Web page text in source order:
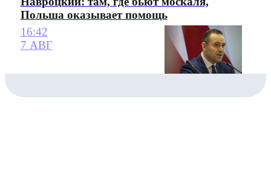
Польша оказывает помощь
16:42
7 АВГ